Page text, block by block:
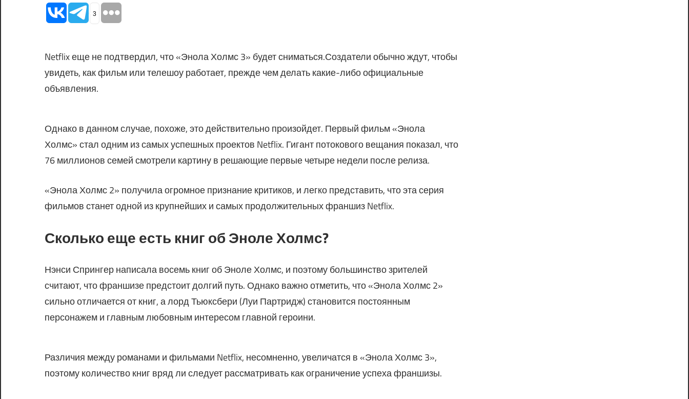
3
Netflix еще не подтвердил, что «Энола Холмс 3» будет сниматься.Создатели обычно ждут, чтобы
увидеть, как фильм или телешоу работает, прежде чем делать какие-либо официальные
объявления.
Однако в данном случае, похоже, это действительно произойдет. Первый фильм «Энола
Холмс» стал одним из самых успешных проектов Netflix. Гигант потокового вещания показал, что
76 миллионов семей смотрели картину в решающие первые четыре недели после релиза.
«Энола Холмс 2» получила огромное признание критиков, и легко представить, что эта серия
фильмов станет одной из крупнейших и самых продолжительных франшиз Netflix.
Сколько еще есть книг об Эноле Холмс?
Нэнси Спрингер написала восемь книг об Эноле Холмс, и поэтому большинство зрителей
считают, что франшизе предстоит долгий путь. Однако важно отметить, что «Энола Холмс 2»
сильно отличается от книг, а лорд Тьюксбери (Луи Партридж) становится постоянным
персонажем и главным любовным интересом главной героини.
Различия между романами и фильмами Netflix, несомненно, увеличатся в «Энола Холмс 3»,
поэтому количество книг вряд ли следует рассматривать как ограничение успеха франшизы.